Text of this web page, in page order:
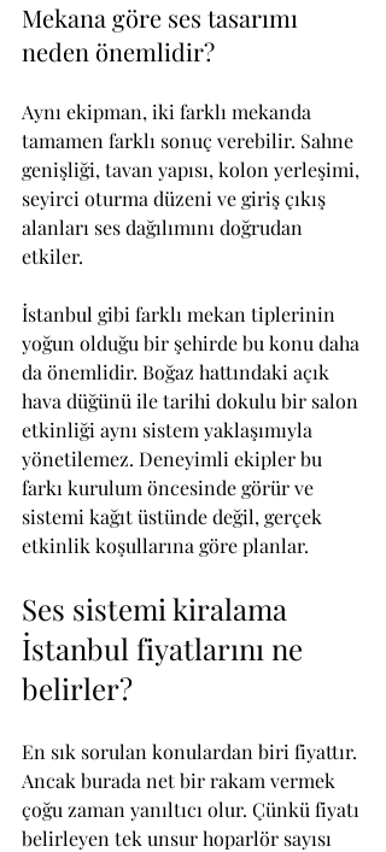
Mekana göre ses tasarımı
neden önemlidir?
Aynı ekipman, iki farklı mekanda
tamamen farklı sonuç verebilir. Sahne
genişliği, tavan yapısı, kolon yerleşimi,
seyirci oturma düzeni ve giriş çıkış
alanları ses dağılımını doğrudan
etkiler.
İstanbul gibi farklı mekan tiplerinin
yoğun olduğu bir şehirde bu konu daha
da önemlidir. Boğaz hattındaki açık
hava düğünü ile tarihi dokulu bir salon
etkinliği aynı sistem yaklaşımıyla
yönetilemez. Deneyimli ekipler bu
farkı kurulum öncesinde görür ve
sistemi kağıt üstünde değil, gerçek
etkinlik koşullarına göre planlar.
Ses sistemi kiralama
İstanbul fiyatlarını ne
belirler?
En sık sorulan konulardan biri fiyattır.
Ancak burada net bir rakam vermek
çoğu zaman yanıltıcı olur. Çünkü fiyatı
belirleyen tek unsur hoparlör sayısı